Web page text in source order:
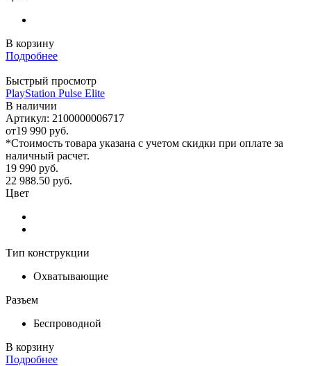
В корзину
Подробнее
Быстрый просмотр
PlayStation Pulse Elite
В наличии
Артикул: 2100000006717
от19 990 руб.
*Стоимость товара указана с учетом скидки при оплате за
наличный расчет.
19 990 руб.
22 988.50 руб.
Цвет
Тип конструкции
Охватывающие
Разъем
Беспроводной
В корзину
Подробнее